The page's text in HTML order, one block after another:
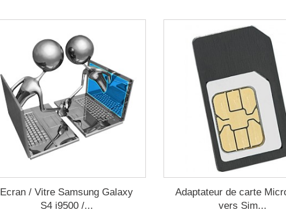
Ecran / Vitre Samsung Galaxy
S4 i9500 /...
Adaptateur de carte
vers Sim...